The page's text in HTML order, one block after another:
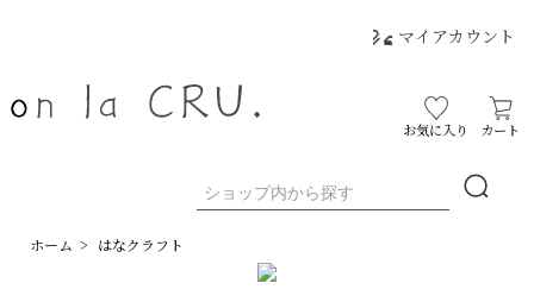
マイアカウント
お気に入り カート
ホーム > はなクラフト